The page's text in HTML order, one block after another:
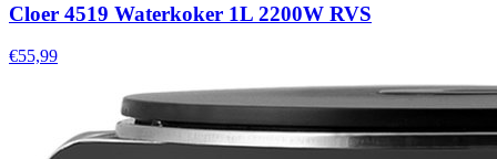
Cloer 4519 Waterkoker 1L 2200W RVS
€55,99